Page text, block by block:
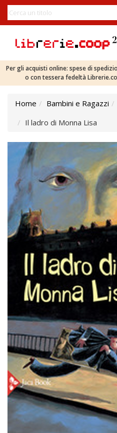
Per gli acquisti online: spese di
o con tessera fedeltà
Home Bambini e Ragazzi
Il ladro di Monna Lisa